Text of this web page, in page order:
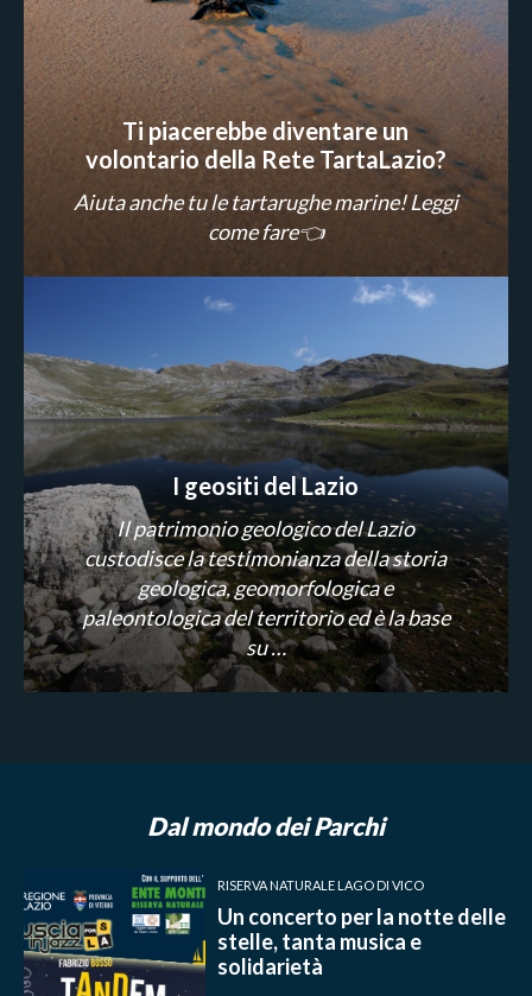
Ti piacerebbe diventare un
volontario della Rete TartaLazio?
Aiuta anche tu le tartarughe marine! Leggi
come fare👈
I geositi del Lazio
Il patrimonio geologico del Lazio
custodisce la testimonianza della storia
geologica, geomorfologica e
paleontologica del territorio ed è la base
su …
Dal mondo dei Parchi
RISERVA NATURALE LAGO DI VICO
Un concerto per la notte delle
stelle, tanta musica e
solidarietà